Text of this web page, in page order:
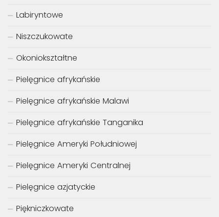
Labiryntowe
Niszczukowate
Okoniokształtne
Pielęgnice afrykańskie
Pielęgnice afrykańskie Malawi
Pielęgnice afrykańskie Tanganika
Pielęgnice Ameryki Południowej
Pielęgnice Ameryki Centralnej
Pielęgnice azjatyckie
Piękniczkowate